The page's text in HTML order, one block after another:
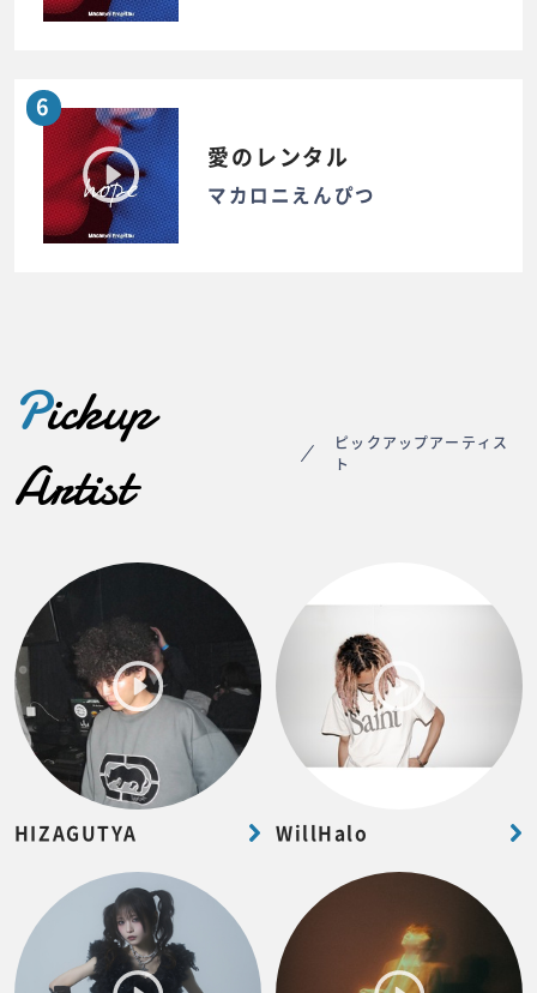
6
愛のレンタル
マカロニえんぴつ
Pickup
Artist
ピックアップアーティス
ト
HIZAGUTYA WillHalo